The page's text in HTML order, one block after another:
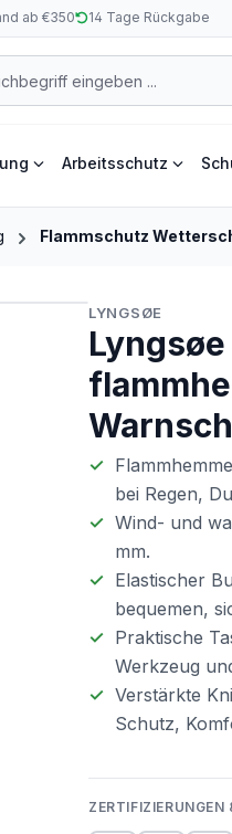
ab €350 14 Tage Rückgabe
Arbeitsschutz
Flammschutz
LYNGSØE
Lyngsøe
bei Regen,
Wind- und
mm.
Elastischer
bequemen,
Praktische
Werkzeug
Verstärkte
Schutz,